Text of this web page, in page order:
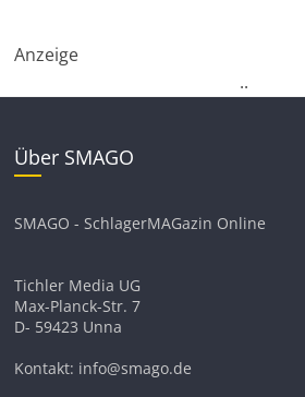
Anzeige
..
Über SMAGO
SMAGO - SchlagerMAGazin Online
Tichler Media UG
Max-Planck-Str. 7
D- 59423 Unna
Kontakt: info@smago.de